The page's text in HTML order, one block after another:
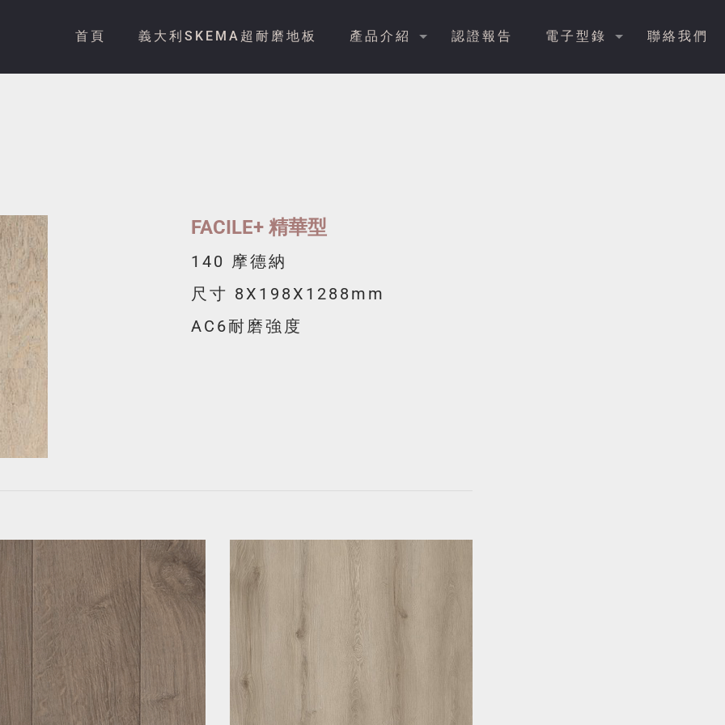
首頁 義大利SKEMA超耐磨地板 產品介紹 認證報告 電子型錄 聯絡我們
FACILE+ 精華型
140 摩德納
尺寸 8X198X1288mm
AC6耐磨強度